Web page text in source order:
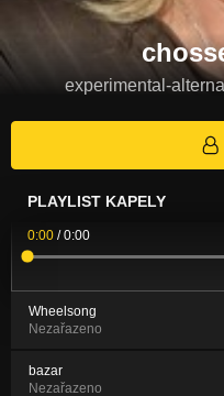
experimental-
PLAYLIST KAPELY
0:00 /0:00
Wheelsong
Nezařazeno
bazar
Nezařazeno